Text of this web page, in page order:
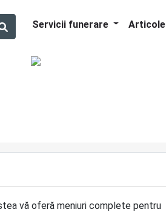
Servicii funerare Articole
vă oferă meniuri complete pentru